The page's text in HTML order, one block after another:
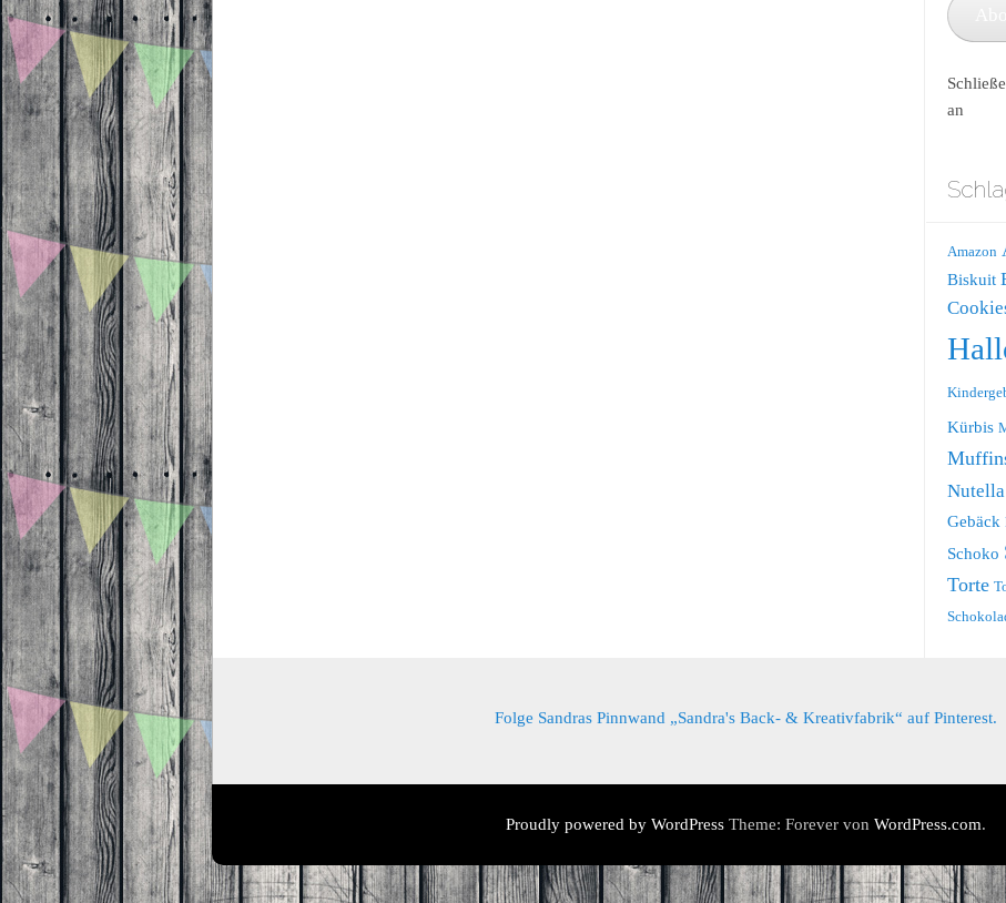
an
Amazon
Biskuit
Kürbis
Nutella
Gebäck
Schoko
Torte
Folge Sandras Pinnwand „Sandra's Back- & Kreativfabrik“ auf Pinterest.
Proudly powered by WordPressTheme: Forever von WordPress.com.